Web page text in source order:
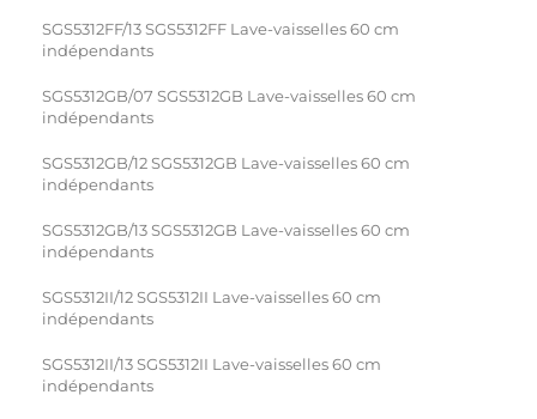
SGS5312FF/13 SGS5312FF Lave-vaisselles 60 cm
indépendants
SGS5312GB/07 SGS5312GB Lave-vaisselles 60 cm
indépendants
SGS5312GB/12 SGS5312GB Lave-vaisselles 60 cm
indépendants
SGS5312GB/13 SGS5312GB Lave-vaisselles 60 cm
indépendants
SGS5312II/12 SGS5312II Lave-vaisselles 60 cm
indépendants
SGS5312II/13 SGS5312II Lave-vaisselles 60 cm
indépendants